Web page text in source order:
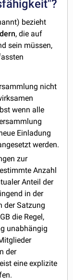
bezieht
, die auf
sein müssen,
nicht
wenn alle
Einladung
werden.
zur
Anzahl
Anteil der
in der
der Satzung
die Regel,
unabhängig
der
eine explizite